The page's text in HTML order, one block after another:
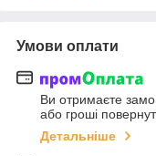
Умови оплати
Ви отримаєте
або гроші
Детальніше